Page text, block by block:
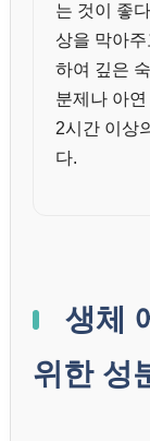
는 것이 좋
상을 막아
하여 깊은
분제나 아
2시간 이상
다.
생체
위한 성